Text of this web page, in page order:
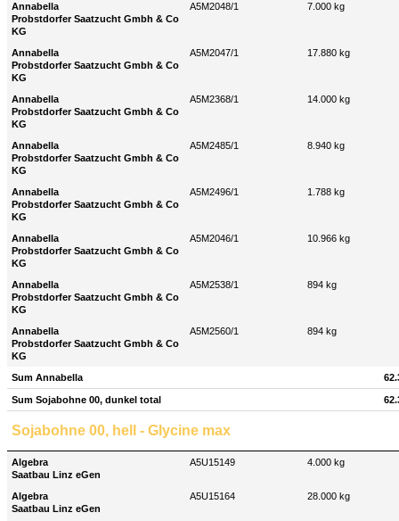
Annabella
Probstdorfer Saatzucht Gmbh & Co
KG
A5M2048/1 7.000 kg
Annabella
Probstdorfer Saatzucht Gmbh & Co
KG
A5M2047/1 17.880 kg
Annabella
Probstdorfer Saatzucht Gmbh & Co
KG
A5M2368/1 14.000 kg
Annabella
Probstdorfer Saatzucht Gmbh & Co
KG
A5M2485/1 8.940 kg
Annabella
Probstdorfer Saatzucht Gmbh & Co
KG
A5M2496/1 1.788 kg
Annabella
Probstdorfer Saatzucht Gmbh & Co
KG
A5M2046/1 10.966 kg
Annabella
Probstdorfer Saatzucht Gmbh & Co
KG
A5M2538/1 894 kg
Annabella
Probstdorfer Saatzucht Gmbh & Co
KG
A5M2560/1 894 kg
Sum Annabella
Sum Sojabohne 00, dunkel total
Sojabohne 00, hell - Glycine max
Algebra
Saatbau Linz eGen
A5U15149 4.000 kg
Algebra
Saatbau Linz eGen
A5U15164 28.000 kg